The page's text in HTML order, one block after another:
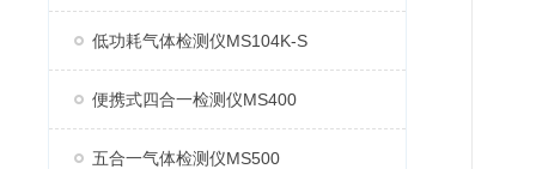
低功耗气体检测仪MS104K-S
便携式四合一检测仪MS400
五合一气体检测仪MS500